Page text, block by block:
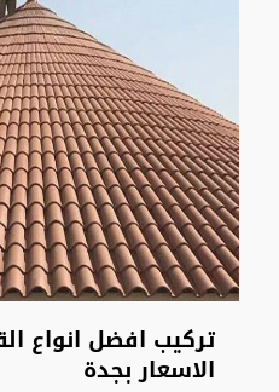
تركيب افضل انواع
الاسعار بجدة